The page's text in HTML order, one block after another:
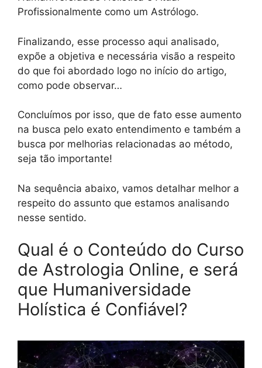
Profissionalmente como um Astrólogo.
Finalizando, esse processo aqui analisado,
expõe a objetiva e necessária visão a respeito
do que foi abordado logo no início do artigo,
como pode observar…
Concluímos por isso, que de fato esse aumento
na busca pelo exato entendimento e também a
busca por melhorias relacionadas ao método,
seja tão importante!
Na sequência abaixo, vamos detalhar melhor a
respeito do assunto que estamos analisando
nesse sentido.
Qual é o Conteúdo do Curso
de Astrologia Online, e será
que Humaniversidade
Holística é Confiável?